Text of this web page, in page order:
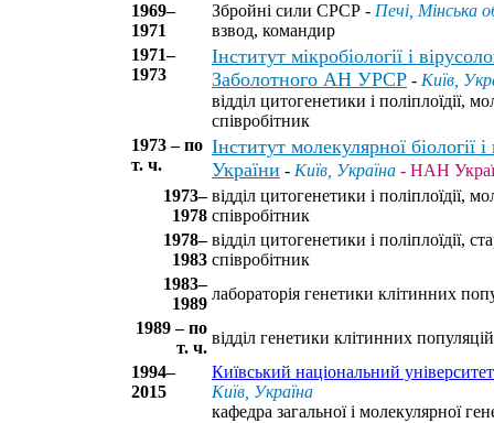
1969–
1971
Збройні сили СРСР - Печі, Мінська
взвод, командир
1971–
1973
Інститут мікробіології і
Заболотного АН УРСР - Київ,
відділ цитогенетики і поліплоїдії,
співробітник
1973 – по
т. ч.
Інститут молекулярної
України - Київ, Україна - НАН
1973–
1978
відділ цитогенетики і поліплоїдії,
співробітник
1978–
1983
відділ цитогенетики і поліплоїдії,
співробітник
1983–
1989
лабораторія генетики клітинних
1989 – по
т. ч.
відділ генетики клітинних
1994–
2015
Київський національний
Київ, Україна
кафедра загальної і молекулярної